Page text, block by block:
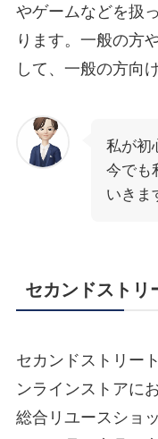
やゲームなどを扱
ります。一般の方
して、一般の方向
私が初
今でも
いきま
セカンドストリ
セカンドストリー
ンラインストアに
総合リユースショ